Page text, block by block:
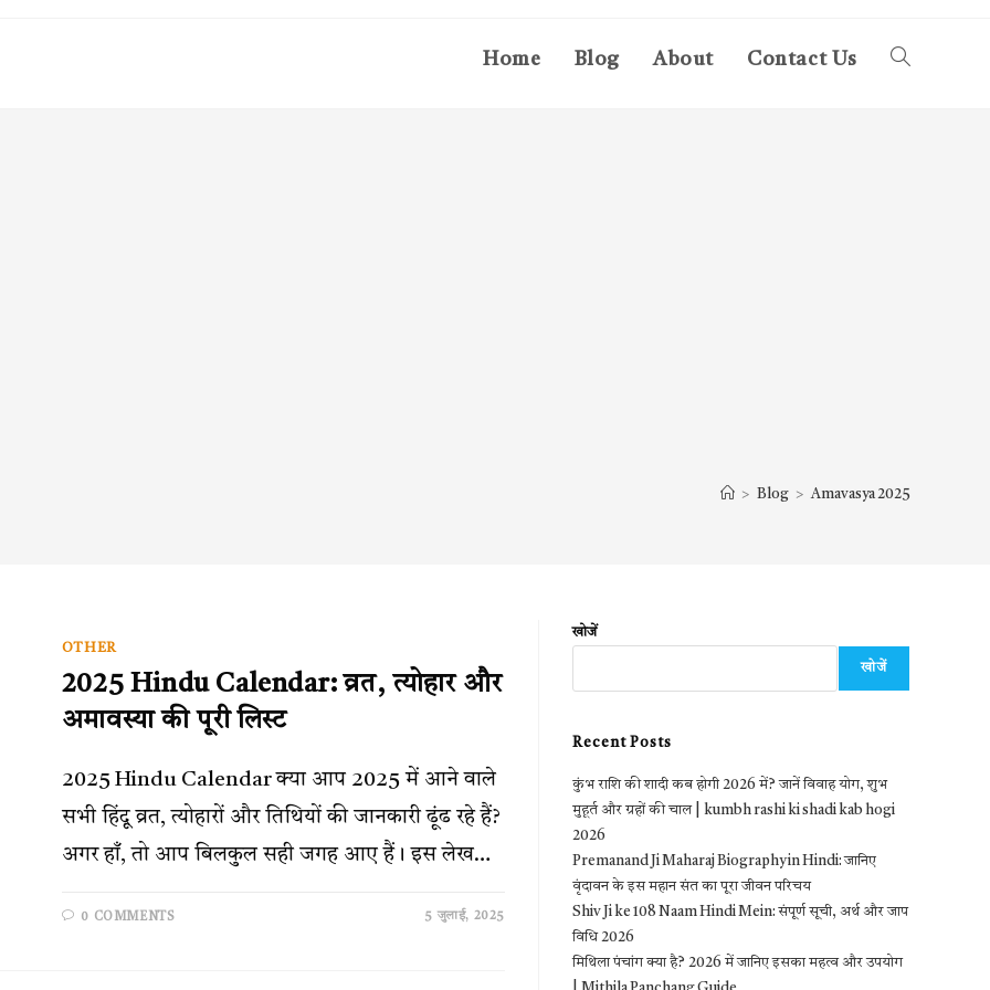
Home Blog About Contact Us Toggle
> Blog > Amavasya 2025
OTHER
2025 Hindu Calendar: व्रत, त्योहार और
अमावस्या की पूरी लिस्ट
2025 Hindu Calendar क्या आप 2025 में आने वाले
सभी हिंदू व्रत, त्योहारों और तिथियों की जानकारी ढूंढ रहे हैं?
अगर हाँ, तो आप बिलकुल सही जगह आए हैं। इस लेख…
0 COMMENTS 5 जुलाई, 2025
खोजें
खोजें
Recent Posts
कुंभ राशि की शादी कब होगी 2026 में? जानें विवाह योग, शुभ
मुहूर्त और ग्रहों की चाल | kumbh rashi ki shadi kab hogi
2026
Premanand Ji Maharaj Biography in Hindi: जानिए
वृंदावन के इस महान संत का पूरा जीवन परिचय
Shiv Ji ke 108 Naam Hindi Mein: संपूर्ण सूची, अर्थ और जाप
विधि 2026
मिथिला पंचांग क्या है? 2026 में जानिए इसका महत्व और उपयोग